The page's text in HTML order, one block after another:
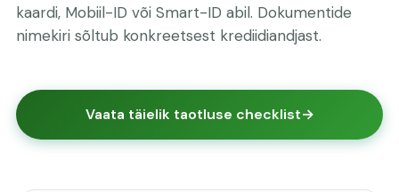
kaardi, Mobiil-ID või Smart-ID abil. Dokumentide
nimekiri sõltub konkreetsest krediidiandjast.
Vaata täielik taotluse checklist